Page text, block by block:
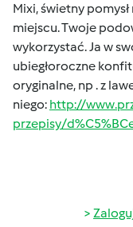
Mixi, świetny
miejscu. Twoje
wykorzystać. Ja w
ubiegłoroczne
oryginalne, np . z
niego: http://
przepisy/